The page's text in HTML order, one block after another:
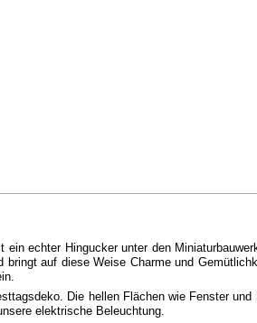
echter Hingucker unter den
auf diese Weise Charme und
Die hellen Flächen wie Fenster und
elektrische Beleuchtung.